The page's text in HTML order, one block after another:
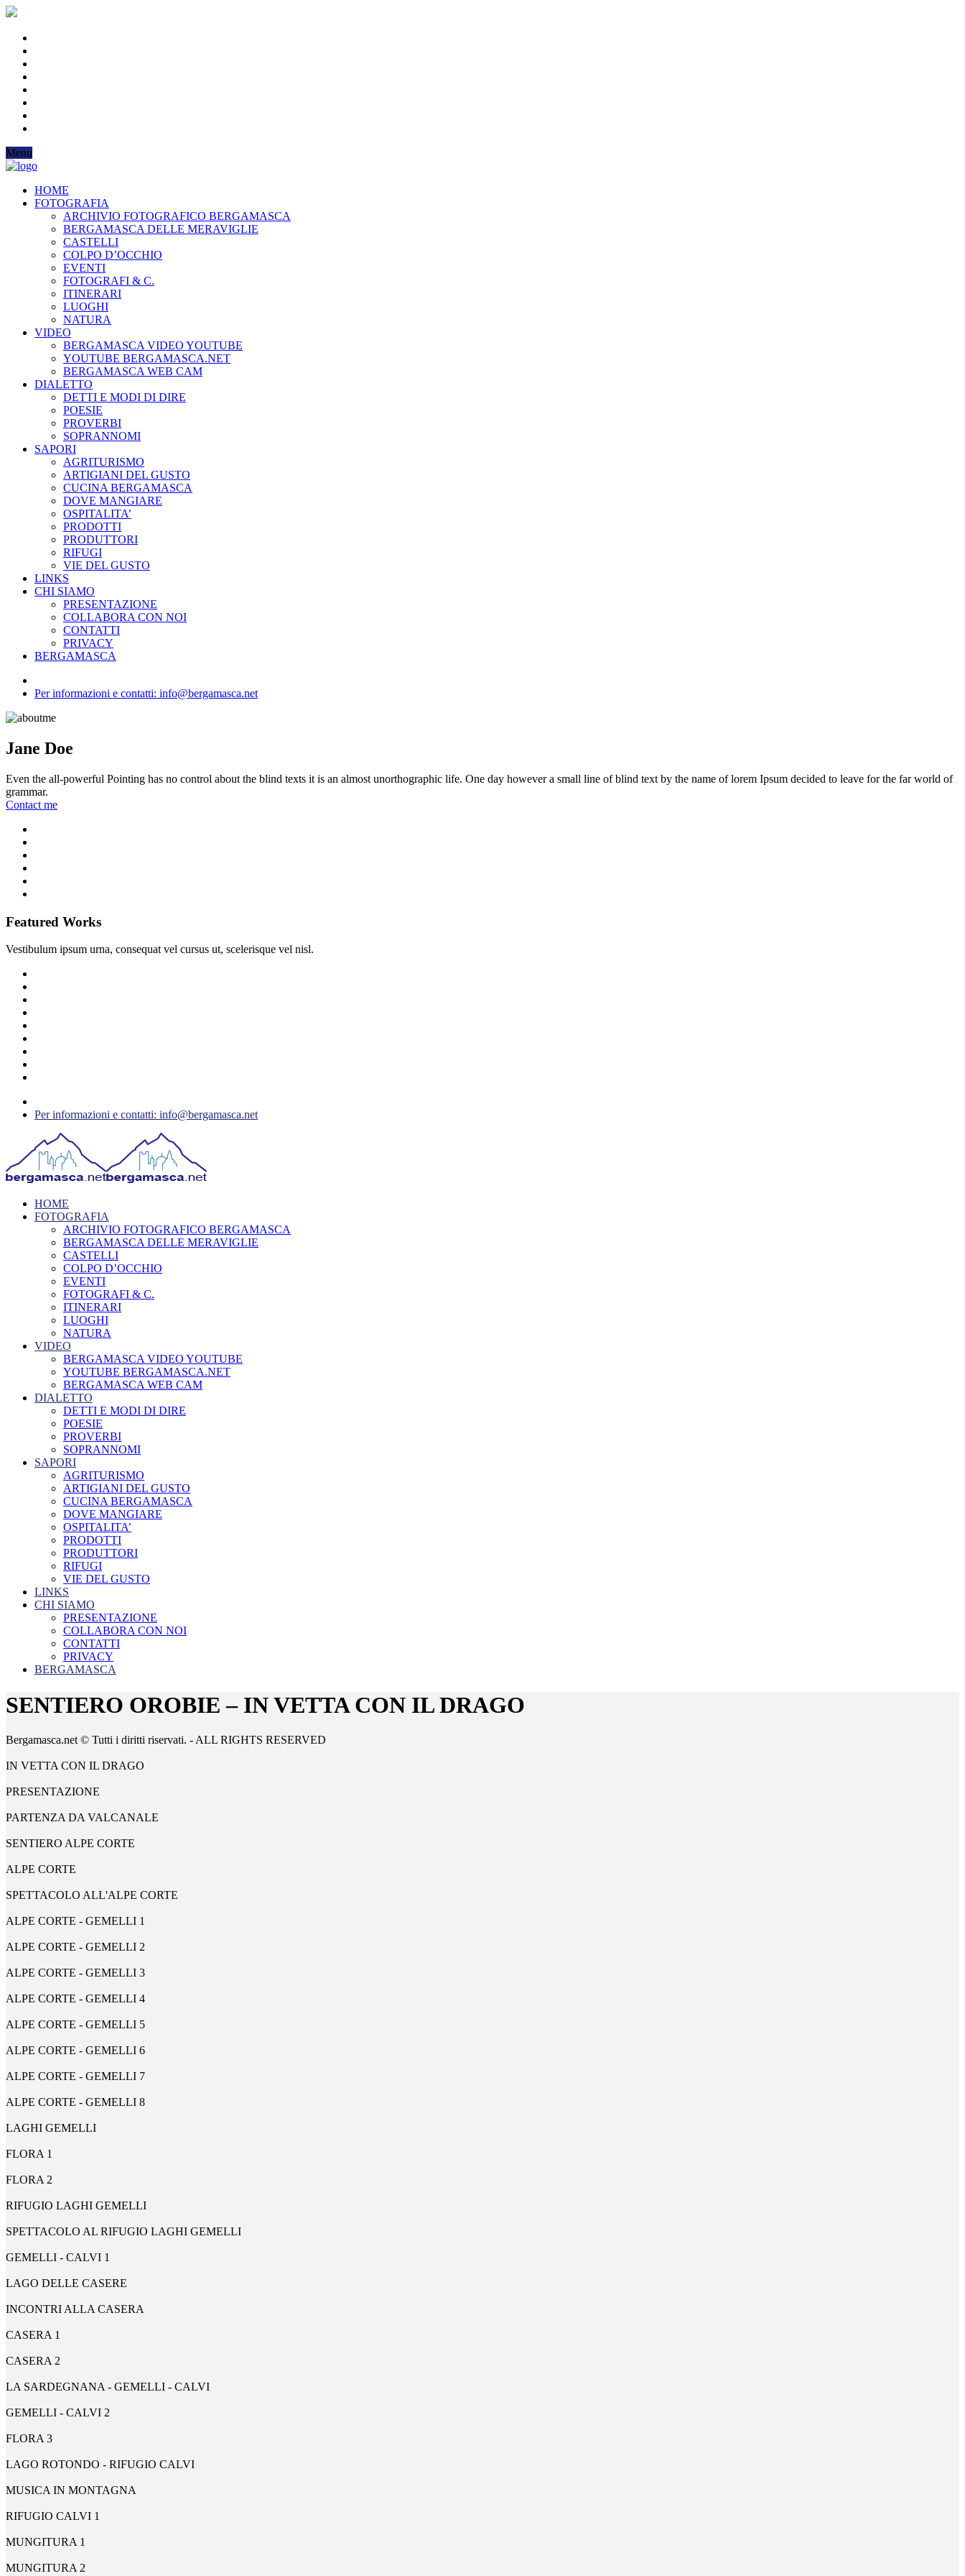
Menu
HOME
FOTOGRAFIA
ARCHIVIO FOTOGRAFICO BERGAMASCA
BERGAMASCA DELLE MERAVIGLIE
CASTELLI
COLPO D’OCCHIO
EVENTI
FOTOGRAFI & C.
ITINERARI
LUOGHI
NATURA
VIDEO
BERGAMASCA VIDEO YOUTUBE
YOUTUBE BERGAMASCA.NET
BERGAMASCA WEB CAM
DIALETTO
DETTI E MODI DI DIRE
POESIE
PROVERBI
SOPRANNOMI
SAPORI
AGRITURISMO
ARTIGIANI DEL GUSTO
CUCINA BERGAMASCA
DOVE MANGIARE
OSPITALITA’
PRODOTTI
PRODUTTORI
RIFUGI
VIE DEL GUSTO
LINKS
CHI SIAMO
PRESENTAZIONE
COLLABORA CON NOI
CONTATTI
PRIVACY
BERGAMASCA
Per informazioni e contatti: info@bergamasca.net
Jane Doe
Even the all-powerful Pointing has no control about the blind texts it is an almost unorthographic life. One day however a small line of blind text by the name of lorem Ipsum decided to leave for the far world of
grammar.
Contact me
Featured Works
Vestibulum ipsum urna, consequat vel cursus ut, scelerisque vel nisl.
Per informazioni e contatti: info@bergamasca.net
HOME
FOTOGRAFIA
ARCHIVIO FOTOGRAFICO BERGAMASCA
BERGAMASCA DELLE MERAVIGLIE
CASTELLI
COLPO D’OCCHIO
EVENTI
FOTOGRAFI & C.
ITINERARI
LUOGHI
NATURA
VIDEO
BERGAMASCA VIDEO YOUTUBE
YOUTUBE BERGAMASCA.NET
BERGAMASCA WEB CAM
DIALETTO
DETTI E MODI DI DIRE
POESIE
PROVERBI
SOPRANNOMI
SAPORI
AGRITURISMO
ARTIGIANI DEL GUSTO
CUCINA BERGAMASCA
DOVE MANGIARE
OSPITALITA’
PRODOTTI
PRODUTTORI
RIFUGI
VIE DEL GUSTO
LINKS
CHI SIAMO
PRESENTAZIONE
COLLABORA CON NOI
CONTATTI
PRIVACY
BERGAMASCA
SENTIERO OROBIE – IN VETTA CON IL DRAGO
Bergamasca.net © Tutti i diritti riservati. - ALL RIGHTS RESERVED
IN VETTA CON IL DRAGO
PRESENTAZIONE
PARTENZA DA VALCANALE
SENTIERO ALPE CORTE
ALPE CORTE
SPETTACOLO ALL'ALPE CORTE
ALPE CORTE - GEMELLI 1
ALPE CORTE - GEMELLI 2
ALPE CORTE - GEMELLI 3
ALPE CORTE - GEMELLI 4
ALPE CORTE - GEMELLI 5
ALPE CORTE - GEMELLI 6
ALPE CORTE - GEMELLI 7
ALPE CORTE - GEMELLI 8
LAGHI GEMELLI
FLORA 1
FLORA 2
RIFUGIO LAGHI GEMELLI
SPETTACOLO AL RIFUGIO LAGHI GEMELLI
GEMELLI - CALVI 1
LAGO DELLE CASERE
INCONTRI ALLA CASERA
CASERA 1
CASERA 2
LA SARDEGNANA - GEMELLI - CALVI
GEMELLI - CALVI 2
FLORA 3
LAGO ROTONDO - RIFUGIO CALVI
MUSICA IN MONTAGNA
RIFUGIO CALVI 1
MUNGITURA 1
MUNGITURA 2